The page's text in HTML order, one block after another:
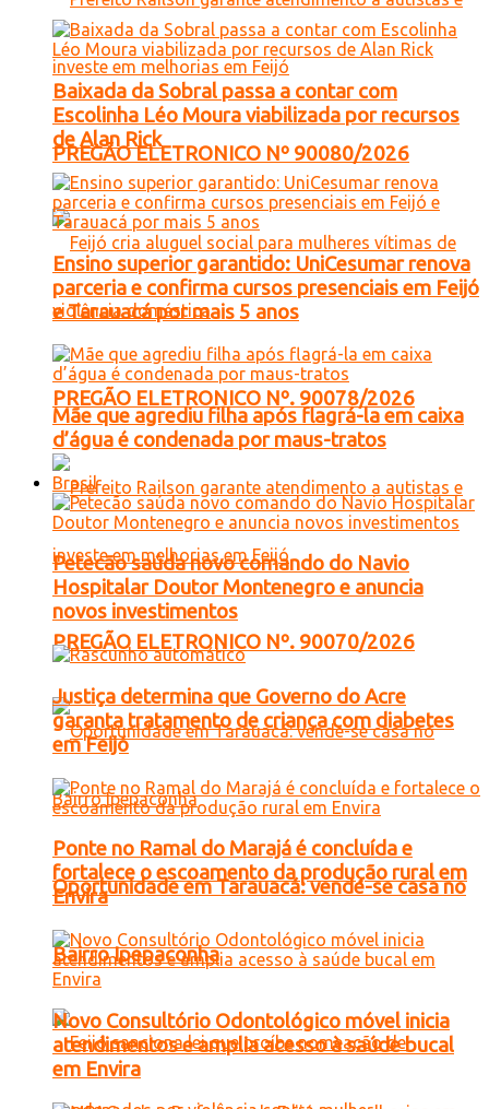
PREGÃO ELETRONICO Nº 90080/2026
PREGÃO ELETRONICO Nº. 90078/2026
PREGÃO ELETRONICO Nº. 90070/2026
Oportunidade em Tarauacá: vende-se casa no
Bairro Ipepaconha
Baixada da Sobral passa a contar com
Escolinha Léo Moura viabilizada por recursos
de Alan Rick
Ensino superior garantido: UniCesumar renova
parceria e confirma cursos presenciais em Feijó
e Tarauacá por mais 5 anos
Mãe que agrediu filha após flagrá-la em caixa
d’água é condenada por maus-tratos
Brasil
Petecão saúda novo comando do Navio
Hospitalar Doutor Montenegro e anuncia
novos investimentos
Justiça determina que Governo do Acre
garanta tratamento de criança com diabetes
em Feijó
Ponte no Ramal do Marajá é concluída e
fortalece o escoamento da produção rural em
Envira
Novo Consultório Odontológico móvel inicia
atendimentos e amplia acesso à saúde bucal
em Envira